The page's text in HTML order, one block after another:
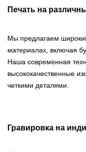
Печать на
Мы предлагаем
материалах, включая
Наша современная
высококачественные
четкими деталями.
Гравировка на